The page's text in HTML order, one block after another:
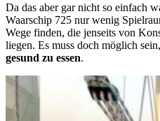
Da das aber gar nicht so einfach
Waarschip 725 nur wenig
Wege finden, die jenseits von
liegen. Es muss doch möglich
gesund zu essen.